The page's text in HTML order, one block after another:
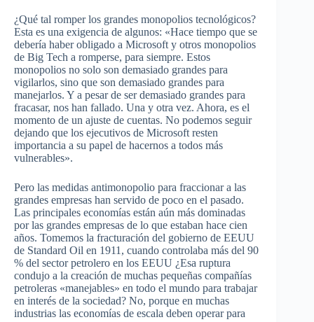
¿Qué tal romper los grandes monopolios tecnológicos?
Esta es una exigencia de algunos: «Hace tiempo que se
debería haber obligado a Microsoft y otros monopolios
de Big Tech a romperse, para siempre. Estos
monopolios no solo son demasiado grandes para
vigilarlos, sino que son demasiado grandes para
manejarlos. Y a pesar de ser demasiado grandes para
fracasar, nos han fallado. Una y otra vez. Ahora, es el
momento de un ajuste de cuentas. No podemos seguir
dejando que los ejecutivos de Microsoft resten
importancia a su papel de hacernos a todos más
vulnerables».
Pero las medidas antimonopolio para fraccionar a las
grandes empresas han servido de poco en el pasado.
Las principales economías están aún más dominadas
por las grandes empresas de lo que estaban hace cien
años. Tomemos la fracturación del gobierno de EEUU
de Standard Oil en 1911, cuando controlaba más del 90
% del sector petrolero en los EEUU ¿Esa ruptura
condujo a la creación de muchas pequeñas compañías
petroleras «manejables» en todo el mundo para trabajar
en interés de la sociedad? No, porque en muchas
industrias las economías de escala deben operar para